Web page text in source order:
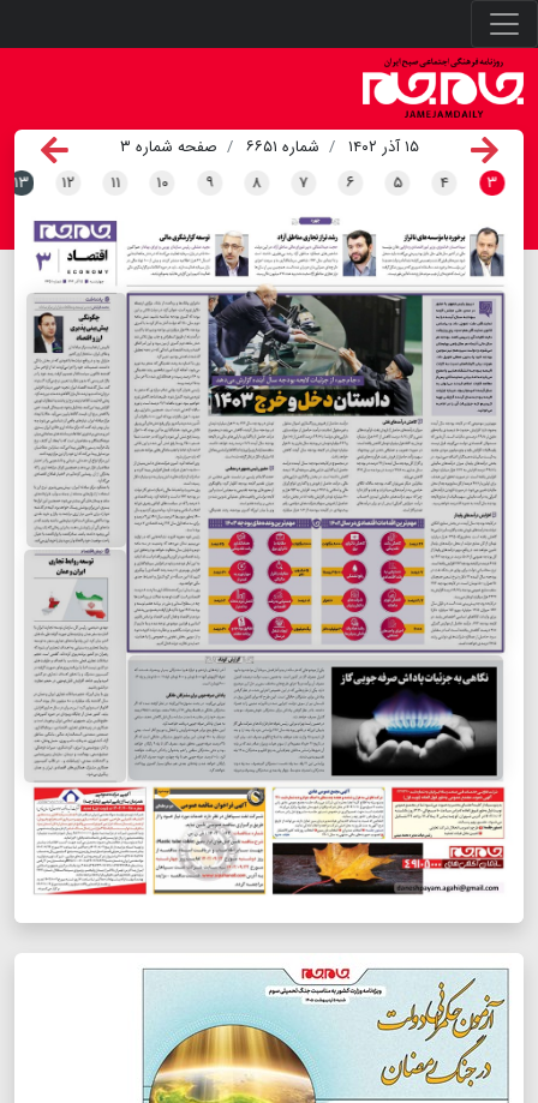
۱۵ آذر ۱۴۰۲ شماره ۶۶۵۱
صفحه شماره ۳
۳ ۴ ۵ ۶ ۷ ۸ ۹ ۱۰ ۱۱ ۱۲ ۱۳